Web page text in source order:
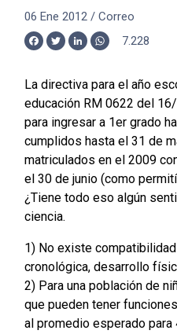
06 Ene 2012/ Correo
Facebook
TwitterLinkedInWhatsApp
7.228
La directiva para el año
educación RM 0622 del
para ingresar a 1er grado
cumplidos hasta el 31 de
matriculados en el 2009
el 30 de junio (como
¿Tiene todo eso algún
ciencia.
1) No existe
cronológica, desarrollo
2) Para una población de
que pueden tener
al promedio esperado para